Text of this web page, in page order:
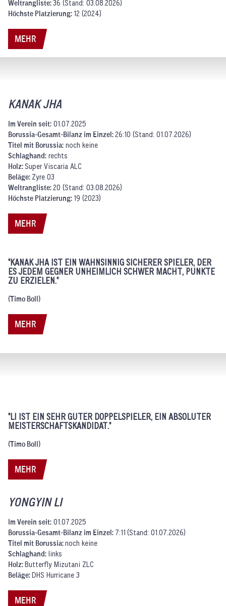
Weltrangliste:36 (Stand: 03.08.2026)
Höchste Platzierung: 12 (2024)
MEHR
KANAK JHA
Im Verein seit: 01.07.2025
Borussia-Gesamt-Bilanz im Einzel:26:10 (Stand: 01.07.2026)
Titel mit Borussia: noch keine
Schlaghand: rechts
Holz:Super Viscaria ALC
Beläge: Zyre 03
Weltrangliste:20 (Stand: 03.08.2026)
Höchste Platzierung: 19 (2023)
MEHR
"KANAK JHA IST EIN WAHNSINNIG SICHERER SPIELER, DER
ES JEDEM GEGNER UNHEIMLICH SCHWER MACHT, PUNKTE
ZU ERZIELEN."
(Timo Boll)
MEHR
"LI IST EIN SEHR GUTER DOPPELSPIELER, EIN ABSOLUTER
MEISTERSCHAFTSKANDIDAT."
(Timo Boll)
MEHR
YONGYIN LI
Im Verein seit: 01.07.2025
Borussia-Gesamt-Bilanz im Einzel: 7:11 (Stand: 01.07.2026)
Titel mit Borussia:noch keine
Schlaghand: links
Holz:Butterfly Mizutani ZLC
Beläge:DHS Hurricane 3
MEHR